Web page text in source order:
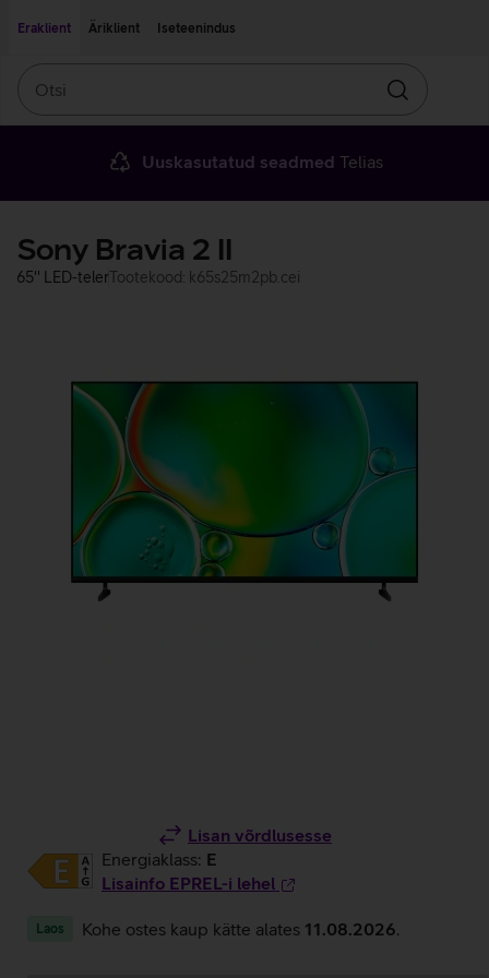
Eraklient
Äriklient Iseteenindus
Otsin
Uuskasutatud seadmed Telias
Sony Bravia 2 II
65'' LED-telerTootekood: k65s25m2pb.cei
Lisan võrdlusesse
Energiaklass: E
Lisainfo EPREL-i lehel
Laos Kohe ostes kaup kätte alates 11.08.2026